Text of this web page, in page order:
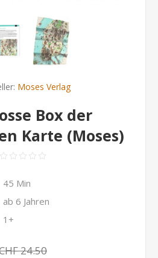
Moses Verlag
Box der
Karte (Moses)
45 Min
ab 6 Jahren
1+
24.50